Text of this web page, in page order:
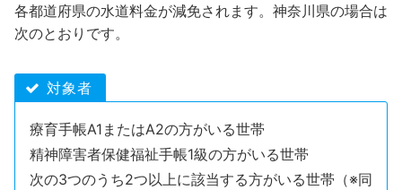
各都道府県の水道料金が減免されます。神奈川県の場合は
次のとおりです。
対象者
療育手帳A1またはA2の方がいる世帯
精神障害者保健福祉手帳1級の方がいる世帯
次の3つのうち2つ以上に該当する方がいる世帯（※同